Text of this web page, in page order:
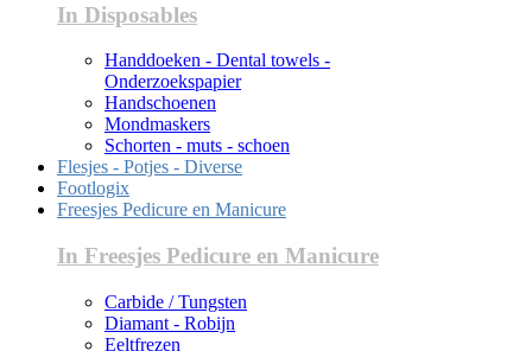
In Disposables
Handdoeken - Dental towels -
Onderzoekspapier
Handschoenen
Mondmaskers
Schorten - muts - schoen
Flesjes - Potjes - Diverse
Footlogix
Freesjes Pedicure en Manicure
In Freesjes Pedicure en Manicure
Carbide / Tungsten
Diamant - Robijn
Eeltfrezen